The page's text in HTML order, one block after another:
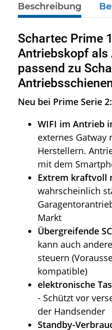
Beschreibung
Schartec Prime
Antriebskopf
passend zu
Neu bei Prime Serie 2:
WIFI im Antrieb
externes Gatway
Herstellern.
mit dem
Extrem kraftvoll
wahrscheinlich
Markt
Übergreifende
kann auch
steuern
kompatible)
elektronische
- Schützt vor
der Handsender
Standby-